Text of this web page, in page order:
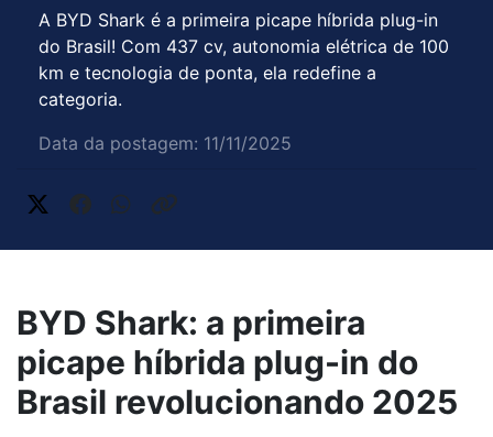
A BYD Shark é a primeira picape híbrida plug-in
do Brasil! Com 437 cv, autonomia elétrica de 100
km e tecnologia de ponta, ela redefine a
categoria.
Data da postagem: 11/11/2025
BYD Shark: a primeira
picape híbrida plug-in do
Brasil revolucionando 2025